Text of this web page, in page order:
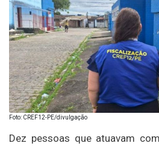
Foto: CREF12-PE/divulgação
Dez pessoas que atuavam